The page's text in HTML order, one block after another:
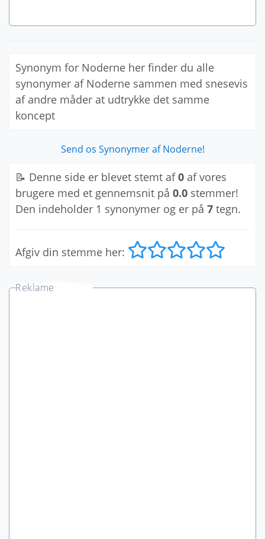
Synonym for Noderne her finder du alle
synonymer af Noderne sammen med snesevis
af andre måder at udtrykke det samme
koncept
Send os Synonymer af Noderne!
📝 Denne side er blevet stemt af0 af vores
brugere med et gennemsnit på 0.0 stemmer!
Den indeholder 1 synonymer og er på 7 tegn.
Afgiv din stemme her: